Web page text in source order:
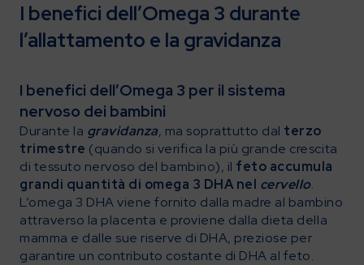
I benefici dell’Omega 3 durante
l’allattamento e la gravidanza
I benefici dell’Omega 3 per il sistema
nervoso dei bambini
Durante la gravidanza, ma soprattutto dal terzo
trimestre (quando si verifica la più grande crescita
di tessuto nervoso del bambino), il feto accumula
grandi quantità di omega 3 DHA nel cervello.
L’omega 3 DHA viene fornito dalla madre al bambino
attraverso la placenta e proviene dalla dieta della
mamma e dalle sue riserve di DHA, preziose per
garantire un contributo costante di DHA al feto.